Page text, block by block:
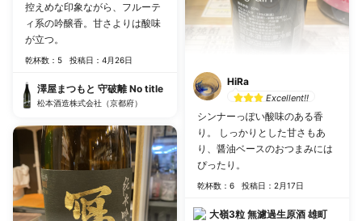
控えめな印象ながら、フルーテ
ィ系の吟醸香。甘さよりは酸味
が立つ。
乾杯数：5 投稿日：4月26日
澤屋まつもと 守破離 No title
松本酒造株式会社（京都府）
HiRa
Excellent!!
シンナーっぽい酸味のある香
り。 しっかりとした甘さもあ
り、醤油ベースのおつまみには
ぴったり。
乾杯数：6 投稿日：2月17日
大嶺3粒 無濾過生原酒 雄町